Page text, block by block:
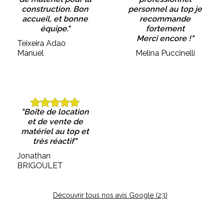
construction. Bon
accueil, et bonne
équipe."
Teixeira Adao
Manuel
personnel au top je
recommande
fortement
Merci encore !"
Melina Puccinelli
"Boîte de location
et de vente de
matériel au top et
très réactif"
Jonathan
BRIGOULET
Découvrir tous nos avis Google (23)